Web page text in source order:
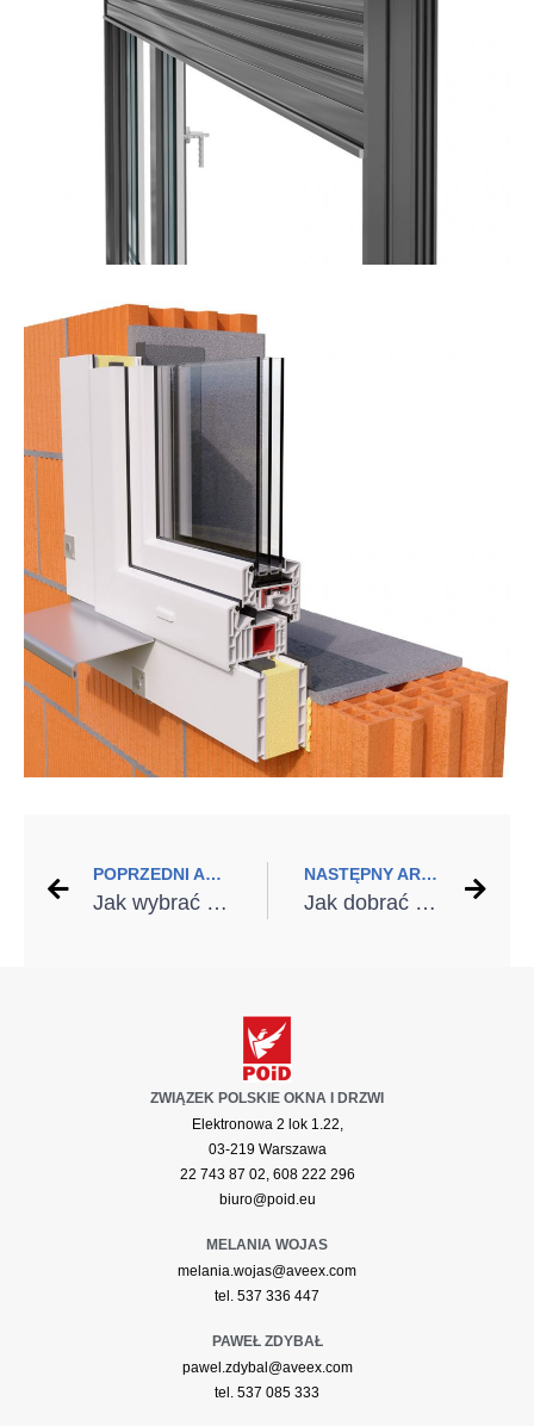
POPRZEDNI ARTYKUŁ
Jak wybrać osłony okienne na wymiar?
NASTĘPNY ARTYKUŁ
Jak dobrać automatykę do bramy wjazdowej?
ZWIĄZEK POLSKIE OKNA I DRZWI
Elektronowa 2 lok 1.22,
03-219 Warszawa
22 743 87 02, 608 222 296
biuro@poid.eu
MELANIA WOJAS
melania.wojas@aveex.com
tel. 537 336 447
PAWEŁ ZDYBAŁ
pawel.zdybal@aveex.com
tel. 537 085 333